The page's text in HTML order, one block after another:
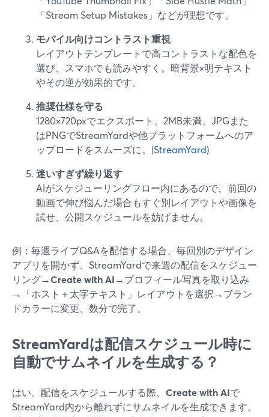
「Stream Setup Mistakes」などが理想です。
モバイル向けコントラスト重視
レイアウトテンプレートで高コントラストな配色を
選び、スマホでも読みやすく。暗背景×明テキスト
やその逆が効果的です。
推奨仕様を守る
1280×720pxでエクスポート、2MB未満、JPGまた
はPNGでStreamYardや他プラットフォームへのア
ップロードをスムーズに。(StreamYard)
迷いすぎず繰り返す
AIがスケジューリングフロー内にあるので、前回の
動画で伸び悩んだ場合もすぐ別レイアウトや画像を
試せ、公開スケジュールを妨げません。
例：毎週ライブQ&Aを配信する場合、毎回別のデザイン
アプリを開かず、StreamYardで来週の配信をスケジュー
リング→Create with AI→プロフィール写真を取り込み
→「ホスト＋太字テキスト」レイアウトを選択→ブラン
ドカラーに変更、数分で完了。
StreamYardは配信スケジュール時に
自動でサムネイルを生成する？
はい。配信をスケジュールする際、 Create with AIで
StreamYard内から離れずにサムネイルを生成できます。